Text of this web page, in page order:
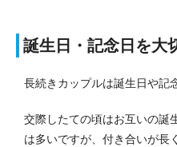
誕生日・記念日を大
長続きカップルは誕生日や記
交際したての頃はお互いの誕
は多いですが、付き合いが長